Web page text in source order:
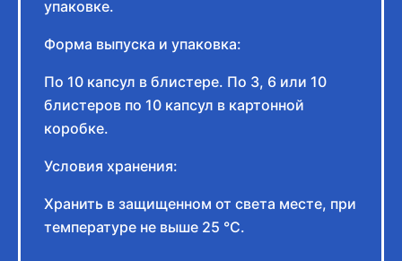
упаковке.
Форма выпуска и упаковка:
По 10 капсул в блистере. По 3, 6 или 10
блистеров по 10 капсул в картонной
коробке.
Условия хранения:
Хранить в защищенном от света месте, при
температуре не выше 25 °С.